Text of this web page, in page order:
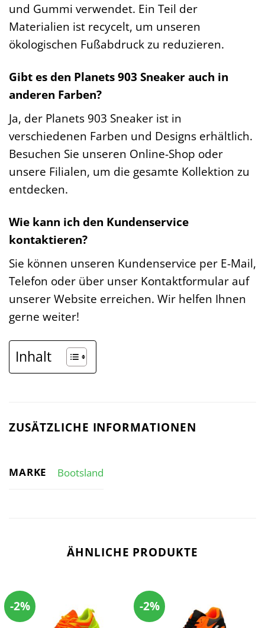
und Gummi verwendet. Ein Teil der
Materialien ist recycelt, um unseren
ökologischen Fußabdruck zu reduzieren.
Gibt es den Planets 903 Sneaker auch in
anderen Farben?
Ja, der Planets 903 Sneaker ist in
verschiedenen Farben und Designs erhältlich.
Besuchen Sie unseren Online-Shop oder
unsere Filialen, um die gesamte Kollektion zu
entdecken.
Wie kann ich den Kundenservice
kontaktieren?
Sie können unseren Kundenservice per E-Mail,
Telefon oder über unser Kontaktformular auf
unserer Website erreichen. Wir helfen Ihnen
gerne weiter!
Inhalt
ZUSÄTZLICHE INFORMATIONEN
MARKE Bootsland
ÄHNLICHE PRODUKTE
-2% -2%